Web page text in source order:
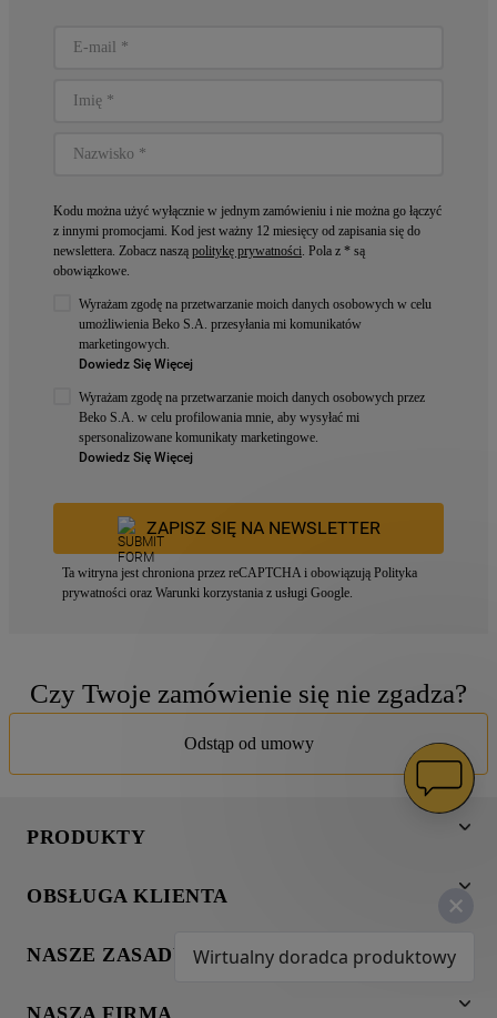
Kodu można użyć wyłącznie w jednym zamówieniu i nie można go łączyć
z innymi promocjami. Kod jest ważny 12 miesięcy od zapisania się do
newslettera. Zobacz naszą politykę prywatności. Pola z * są
obowiązkowe.
Wyrażam zgodę na przetwarzanie moich danych osobowych w celu
umożliwienia Beko S.A. przesyłania mi komunikatów
marketingowych.
Dowiedz Się Więcej
Wyrażam zgodę na przetwarzanie moich danych osobowych przez
Beko S.A. w celu profilowania mnie, aby wysyłać mi
spersonalizowane komunikaty marketingowe.
Dowiedz Się Więcej
ZAPISZ SIĘ NA NEWSLETTER
Ta witryna jest chroniona przez reCAPTCHA i obowiązują Polityka
prywatności oraz Warunki korzystania z usługi Google.
Czy Twoje zamówienie się nie zgadza?
Odstąp od umowy
PRODUKTY
Chłodnictwo
OBSŁUGA KLIENTA
Napisz do nas
NASZE ZASADY
NASZA FIRMA
Wirtualny doradca produktowy